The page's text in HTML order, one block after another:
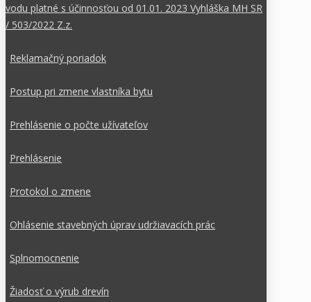
vodu platné s účinnosťou od 01.01. 2023 Vyhláška MH SR
/ 503/2022 Z.z.
Reklamačný poriadok
Postup pri zmene vlastníka bytu
Prehlásenie o počte užívateľov
Prehlásenie
Protokol o zmene
Ohlásenie stavebných úprav udržiavacích prác
Splnomocnenie
Žiadosť o výrub drevín